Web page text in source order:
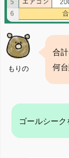
もりの
合
何
ゴールシーク